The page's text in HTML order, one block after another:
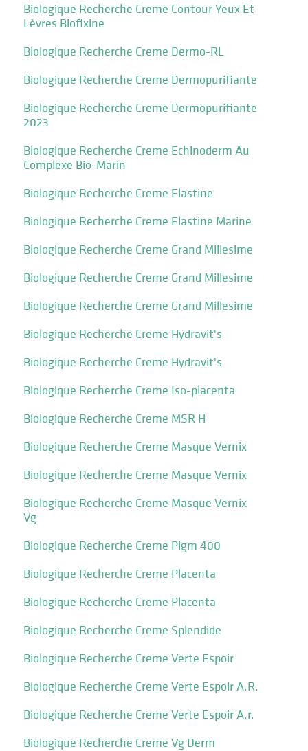
Biologique Recherche Creme Contour Yeux Et
Lèvres Biofixine
Biologique Recherche Creme Dermo-RL
Biologique Recherche Creme Dermopurifiante
Biologique Recherche Creme Dermopurifiante
2023
Biologique Recherche Creme Echinoderm Au
Complexe Bio-Marin
Biologique Recherche Creme Elastine
Biologique Recherche Creme Elastine Marine
Biologique Recherche Creme Grand Millesime
Biologique Recherche Creme Grand Millesime
Biologique Recherche Creme Grand Millesime
Biologique Recherche Creme Hydravit's
Biologique Recherche Creme Hydravit's
Biologique Recherche Creme Iso-placenta
Biologique Recherche Creme MSR H
Biologique Recherche Creme Masque Vernix
Biologique Recherche Creme Masque Vernix
Biologique Recherche Creme Masque Vernix
Vg
Biologique Recherche Creme Pigm 400
Biologique Recherche Creme Placenta
Biologique Recherche Creme Placenta
Biologique Recherche Creme Splendide
Biologique Recherche Creme Verte Espoir
Biologique Recherche Creme Verte Espoir A.R.
Biologique Recherche Creme Verte Espoir A.r.
Biologique Recherche Creme Vg Derm